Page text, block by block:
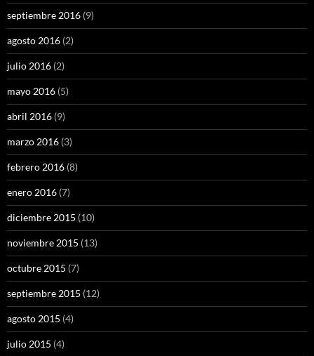
septiembre 2016 (9)
agosto 2016 (2)
julio 2016 (2)
mayo 2016 (5)
abril 2016 (9)
marzo 2016 (3)
febrero 2016 (8)
enero 2016 (7)
diciembre 2015 (10)
noviembre 2015 (13)
octubre 2015 (7)
septiembre 2015 (12)
agosto 2015 (4)
julio 2015 (4)